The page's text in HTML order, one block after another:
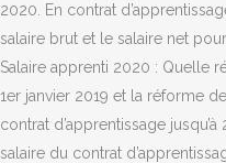
2020. En contrat
salaire brut et le salaire net
Salaire apprenti 2020 : Quelle
1er janvier 2019 et la réforme
contrat d’apprentissage
salaire du contrat